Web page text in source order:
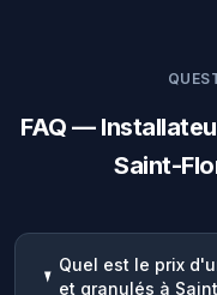
FAQ —
Saint-
Quel est le prix
et granulés à